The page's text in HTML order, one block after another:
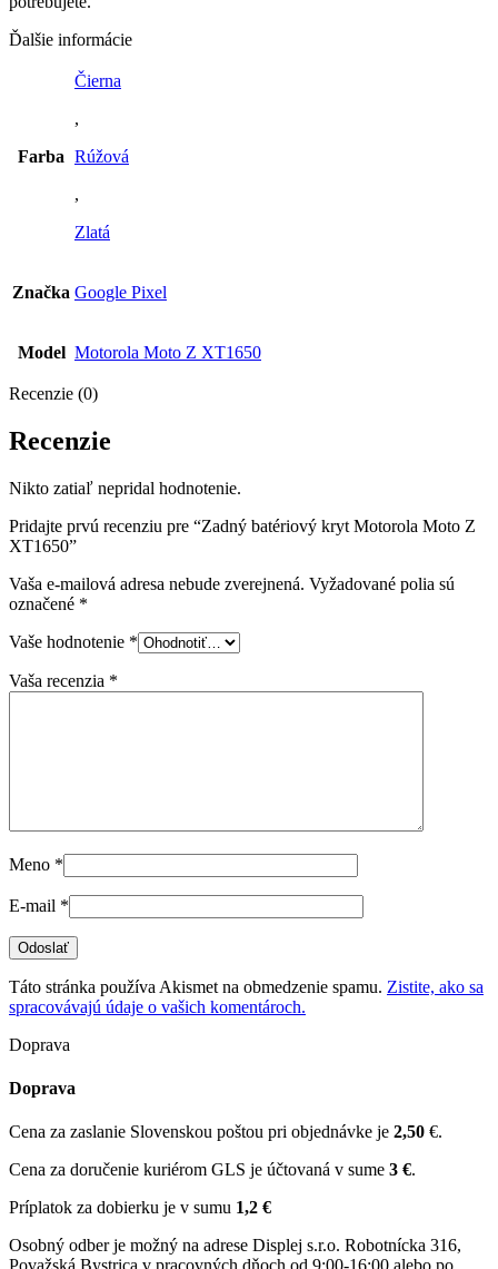
Ďalšie informácie
Farba
Čierna
,
Rúžová
,
Zlatá
Značka Google Pixel
Model Motorola Moto Z XT1650
Recenzie (0)
Recenzie
Nikto zatiaľ nepridal hodnotenie.
Pridajte prvú recenziu pre “Zadný batériový kryt Motorola Moto Z
XT1650”
Vaša e-mailová adresa nebude zverejnená. Vyžadované polia sú
označené *
Vaše hodnotenie *
Vaša recenzia *
Meno *
E-mail *
Táto stránka používa Akismet na obmedzenie spamu. Zistite, ako sa
spracovávajú údaje o vašich komentároch.
Doprava
Doprava
Cena za zaslanie Slovenskou poštou pri objednávke je 2,50 €.
Cena za doručenie kuriérom GLS je účtovaná v sume 3 €.
Príplatok za dobierku je v sumu 1,2 €
Osobný odber je možný na adrese Displej s.r.o. Robotnícka 316,
Považská Bystrica v pracovných dňoch od 9:00-16:00 alebo po